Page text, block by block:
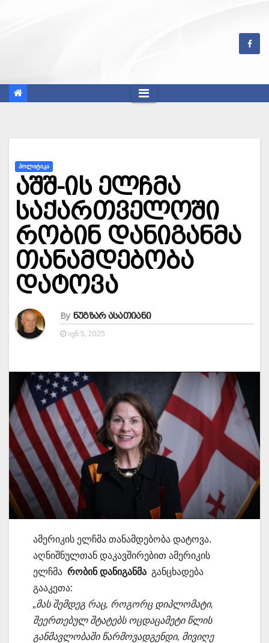
ᲞᲝᲚᲘᲢᲘᲙᲐ
აშშ-ის ელჩმა
საქართველოში
რობინ დანიგანმა
თანამდებობა
დატოვა
By ნუგზარ ასათიანი
ᲘᲕᲜ 5, 2025
ამერიკის ელჩმა თანამდებობა დატოვა.
აღნიშნულთან დაკავშირებით ამერიკის
ელჩმა რობინ დანიგანმა განცხადება
გააკეთა:
„მას შემდეგ რაც, როგორც დიპლომატი,
შეერთებულ შტატებს ოცდაცამეტი წლის
განმავლობაში წარმოვადგენდი, მივიღე